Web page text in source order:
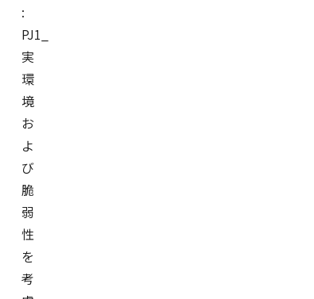
:
PJ1_
実
環
境
お
よ
び
脆
弱
性
を
考